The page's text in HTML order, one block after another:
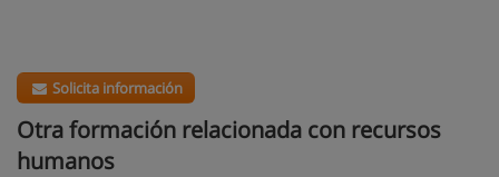
Solicita información
Otra formación relacionada con recursos
humanos